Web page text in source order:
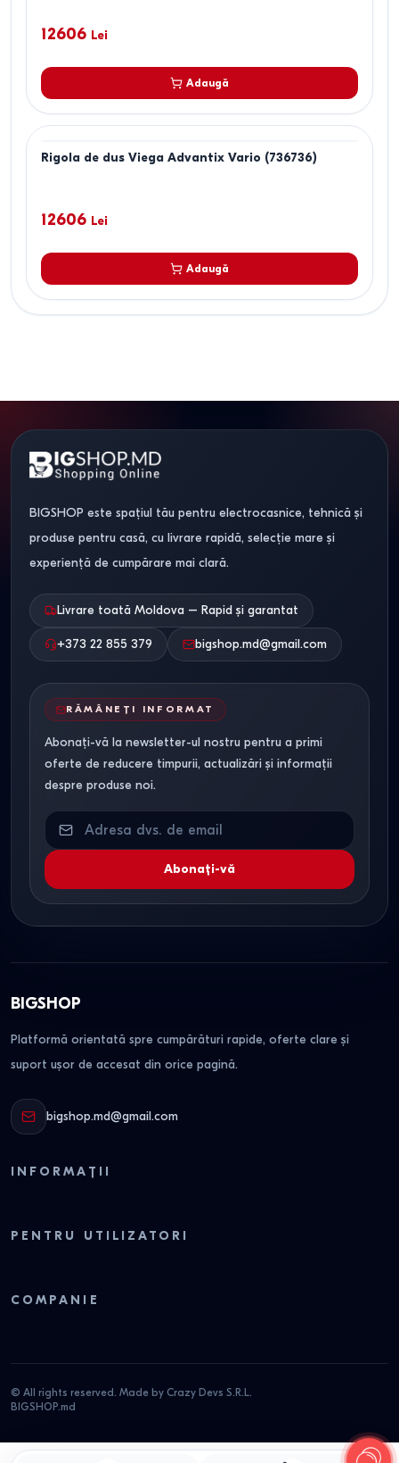
12606 Lei
Adaugă
Rigola de dus Viega Advantix Vario (736736)
12606 Lei
Adaugă
BIGSHOP este spațiul tău pentru electrocasnice, tehnică și
produse pentru casă, cu livrare rapidă, selecție mare și
experiență de cumpărare mai clară.
Livrare toată Moldova – Rapid și garantat
+373 22 855 379 bigshop.md@gmail.com
RĂMÂNEȚI INFORMAT
Abonați-vă la newsletter-ul nostru pentru a primi
oferte de reducere timpurii, actualizări și informații
despre produse noi.
Abonați-vă
BIGSHOP
Platformă orientată spre cumpărături rapide, oferte clare și
suport ușor de accesat din orice pagină.
bigshop.md@gmail.com
INFORMAȚII
PENTRU UTILIZATORI
COMPANIE
© All rights reserved. Made by Crazy Devs S.R.L.
BIGSHOP.md